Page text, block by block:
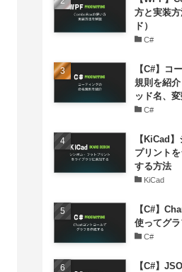
方と実装
ド）
C#
【C#】コ
規則を紹
ッド名、変
C#
【KiCad
プリント
する方法
KiCad
【C#】
使ってグ
C#
【C#】